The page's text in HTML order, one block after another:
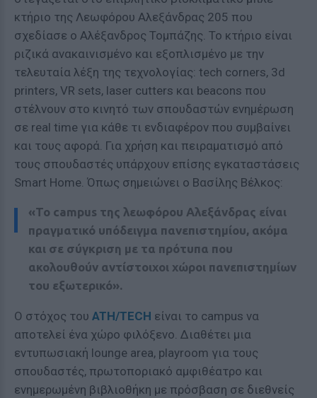
κτήριο της Λεωφόρου Αλεξάνδρας 205 που
σχεδίασε ο Αλέξανδρος Τομπάζης. Το κτήριο είναι
ριζικά ανακαινισμένο και εξοπλισμένο με την
τελευταία λέξη της τεχνολογίας: tech corners, 3d
printers, VR sets, laser cutters και beacons που
στέλνουν στο κινητό των σπουδαστών ενημέρωση
σε real time για κάθε τι ενδιαφέρον που συμβαίνει
και τους αφορά. Για χρήση και πειραματισμό από
τους σπουδαστές υπάρχουν επίσης εγκαταστάσεις
Smart Home. Όπως σημειώνει ο Βασίλης Βέλκος:
«Το campus της λεωφόρου Αλεξάνδρας είναι
πραγματικό υπόδειγμα πανεπιστημίου, ακόμα
και σε σύγκριση με τα πρότυπα που
ακολουθούν αντίστοιχοι χώροι πανεπιστημίων
του εξωτερικό».
Ο στόχος του ATH/TECH είναι το campus να
αποτελεί ένα χώρο φιλόξενο. Διαθέτει μια
εντυπωσιακή lounge area, playroom για τους
σπουδαστές, πρωτοποριακό αμφιθέατρο και
ενημερωμένη βιβλιοθήκη με πρόσβαση σε διεθνείς